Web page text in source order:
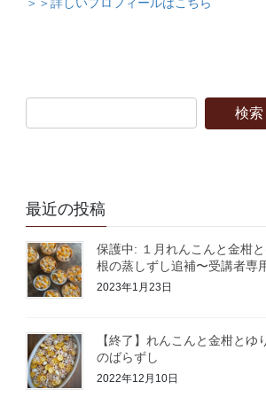
最近の投稿
保護中: １月れんこんと金柑と
根の蒸しずし追補〜受講者専
2023年1月23日
【終了】れんこんと金柑とゆ
のばらずし
2022年12月10日